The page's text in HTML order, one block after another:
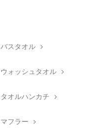
バスタオル
ウォッシュタオル
タオルハンカチ
マフラー